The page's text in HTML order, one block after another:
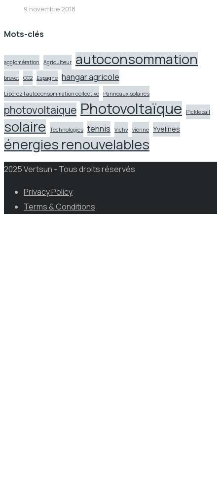
9 novembre 2018
Mots-clés
agglomération Agriculteur autoconsommation
brevet CO2 Espagne hangar agricole
Libérez l autoconsommation collective Panneaux solaires
photovoltaique Photovoltaïque Pickleball
solaire Technologies tennis Vichy vienne Yvelines
énergies renouvelables
2025 Vertsun - Tous droits réservés
Privacy Policy
Terms & Conditions